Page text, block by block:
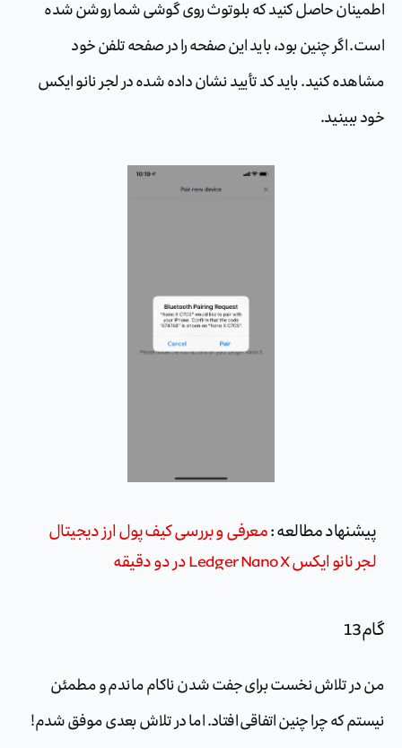
اطمینان حاصل کنید که بلوتوث روی گوشی شما روشن شده
است. اگر چنین بود، باید این صفحه را در صفحه تلفن خود
مشاهده کنید. باید کد تأیید نشان داده شده در لجر نانو ایکس
خود ببینید.
پیشنهاد مطالعه : معرفی و بررسی کیف پول ارز دیجیتال
لجر نانو ایکس Ledger Nano X در دو دقیقه
گام13
من در تلاش نخست برای جفت شدن ناکام ماندم و مطمئن
نیستم که چرا چنین اتفاقی افتاد. اما در تلاش بعدی موفق شدم!